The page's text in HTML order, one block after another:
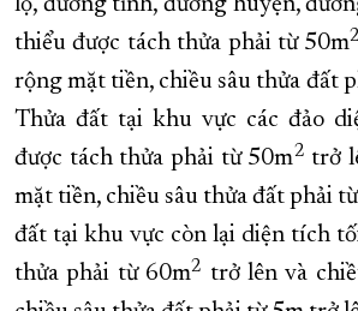
lộ, đường tỉnh, đường huyện,
thiểu được tách thửa phải từ 50m2
rộng mặt tiền, chiều sâu thửa đất
Thửa đất tại khu vực các đảo
được tách thửa phải từ 50m2 trở
mặt tiền, chiều sâu thửa đất phải
đất tại khu vực còn lại diện tích
thửa phải từ 60m2 trở lên và